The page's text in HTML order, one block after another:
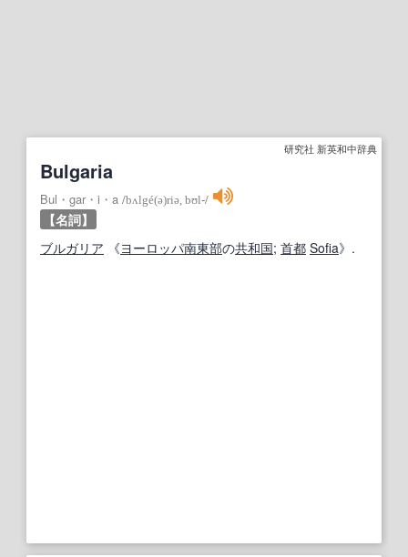
研究社 新英和中辞典
Bulgaria
Bul・gar・i・a /bʌlgé(ə)riə, bʊl‐/
【名詞】
ブルガリア 《ヨーロッパ南東部の共和国; 首都 Sofia》.